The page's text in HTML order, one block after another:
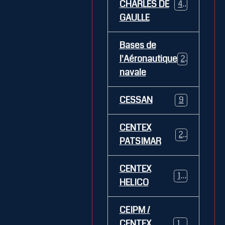
CHARLES DE
GAULLE
469
Bases de
l'Aéronautique
navale
269
CESSAN 9
CENTEX
PATSIMAR
21
CENTEX
HELICO
14
CEIPM /